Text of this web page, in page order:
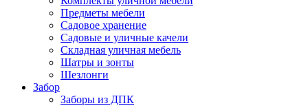
Предметы мебели
Садовое хранение
Садовые и уличные качели
Складная уличная мебель
Шатры и зонты
Шезлонги
Забор
Заборы из ДПК